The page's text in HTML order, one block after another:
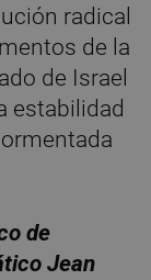
radical
de la
de Israel
estabilidad
de
Jean